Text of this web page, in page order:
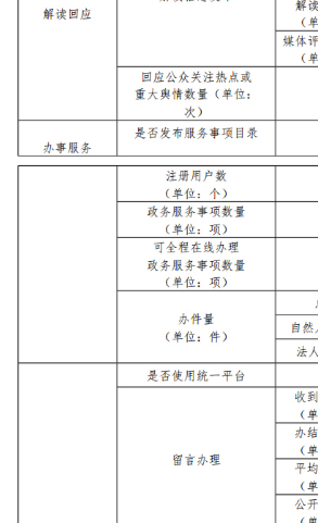
十六區概覽
綠色北京 圖説北京
한국어
FRANÇAIS